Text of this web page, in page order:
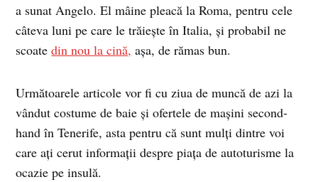
a sunat Angelo. El mâine pleacă la Roma, pentru cele
câteva luni pe care le trăieşte în Italia, şi probabil ne
scoatedin nou la cină, aşa, de rămas bun.
Următoarele articole vor fi cu ziua de muncă de azi la
vândut costume de baie şi ofertele de maşini second-
hand în Tenerife, asta pentru că sunt mulţi dintre voi
care aţi cerut informaţii despre piaţa de autoturisme la
ocazie pe insulă.